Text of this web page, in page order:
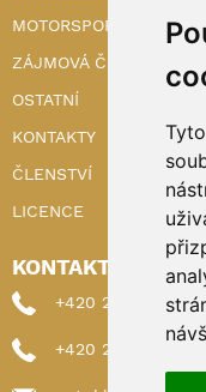
MOTORSPORT
ZÁJMOVÁ ČINNOST
OSTATNÍ
KONTAKTY
ČLENSTVÍ
LICENCE
KONTAKTY
+420 222 898
+420 222 898 221